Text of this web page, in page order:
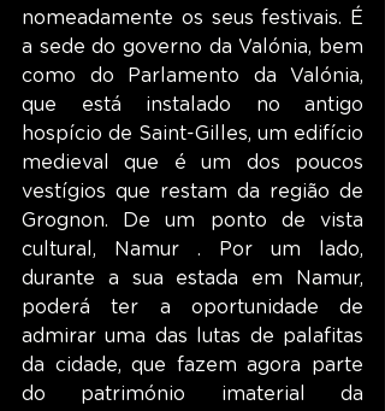
nomeadamente os seus festivais. É
a sede do governo da Valónia, bem
como do Parlamento da Valónia,
que está instalado no antigo
hospício de Saint-Gilles, um edifício
medieval que é um dos poucos
vestígios que restam da região de
Grognon. De um ponto de vista
cultural, Namur . Por um lado,
durante a sua estada em Namur,
poderá ter a oportunidade de
admirar uma das lutas de palafitas
da cidade, que fazem agora parte
do património imaterial da